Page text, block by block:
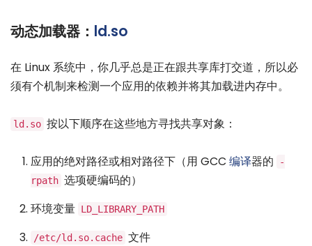
动态加载器： ld.so
在 Linux 系统中，你几乎总是正在跟共享库打交道，所以必
须有个机制来检测一个应用的依赖并将其加载进内存中。
ld.so 按以下顺序在这些地方寻找共享对象：
应用的绝对路径或相对路径下（用 GCC 编译器的
-
rpath 选项硬编码的）
环境变量 LD_LIBRARY_PATH
/etc/ld.so.cache 文件